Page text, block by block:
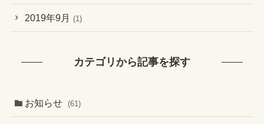
2019年9月 (1)
カテゴリから記事を探す
お知らせ (61)